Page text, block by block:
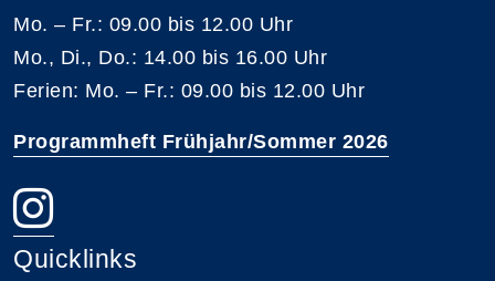
Mo. – Fr.: 09.00 bis 12.00 Uhr
Mo., Di., Do.: 14.00 bis 16.00 Uhr
Ferien: Mo. – Fr.: 09.00 bis 12.00 Uhr
Programmheft Frühjahr/Sommer 2026
Quicklinks